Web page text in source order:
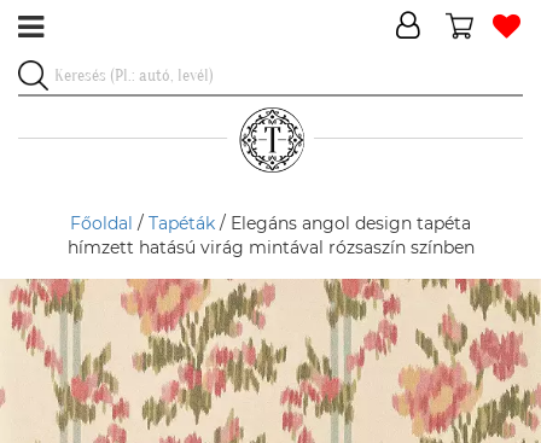
Főoldal / Tapéták / Elegáns angol design tapéta
hímzett hatású virág mintával rózsaszín színben